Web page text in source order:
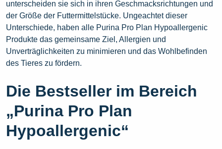
unterscheiden sie sich in ihren Geschmacksrichtungen und
der Größe der Futtermittelstücke. Ungeachtet dieser
Unterschiede, haben alle Purina Pro Plan Hypoallergenic
Produkte das gemeinsame Ziel, Allergien und
Unverträglichkeiten zu minimieren und das Wohlbefinden
des Tieres zu fördern.
Die Bestseller im Bereich
„Purina Pro Plan
Hypoallergenic“